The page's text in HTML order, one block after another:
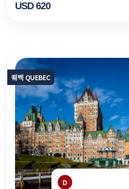
USD 620
퀘벡 QUEBEC
D